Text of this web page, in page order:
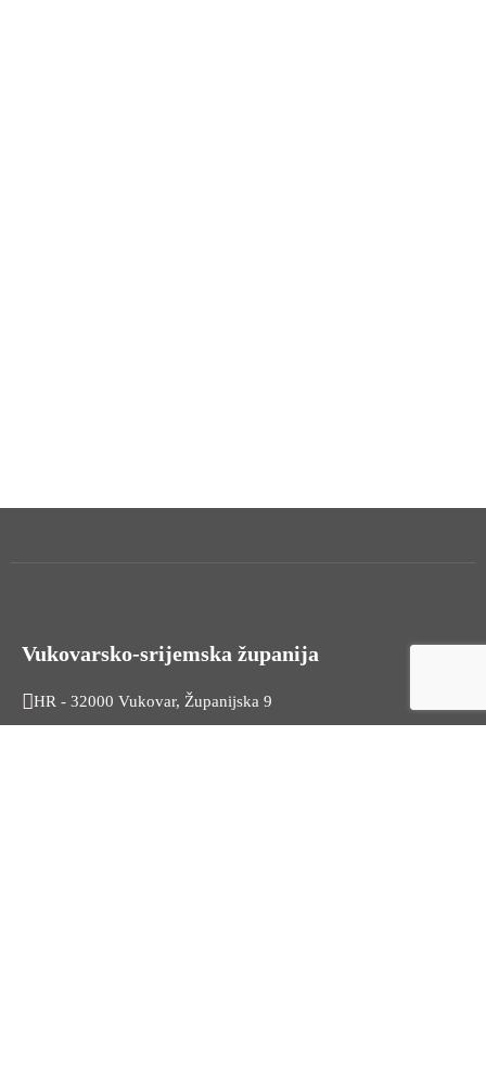
Vukovarsko-srijemska županija
HR - 32000 Vukovar, Županijska 9